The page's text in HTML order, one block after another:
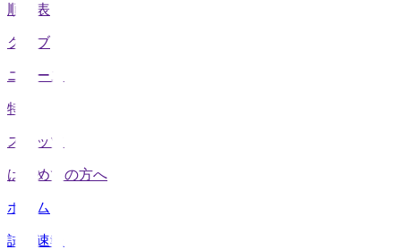
順位表
クラブ
ニュース
特集
スタッツ
はじめての方へ
ホーム
試合速報